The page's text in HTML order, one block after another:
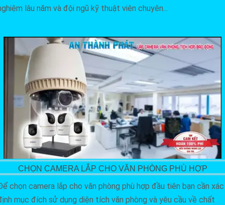
lâu năm và đội ngũ kỹ thuật viên chuyên...
CHỌN CAMERA LẮP CHO VĂN PHÒNG PHÙ HỢP
chọn camera lắp cho văn phòng phù hợp đầu tiên bạn cần xác
mục đích sử dụng diện tích văn phòng và yêu cầu về chất